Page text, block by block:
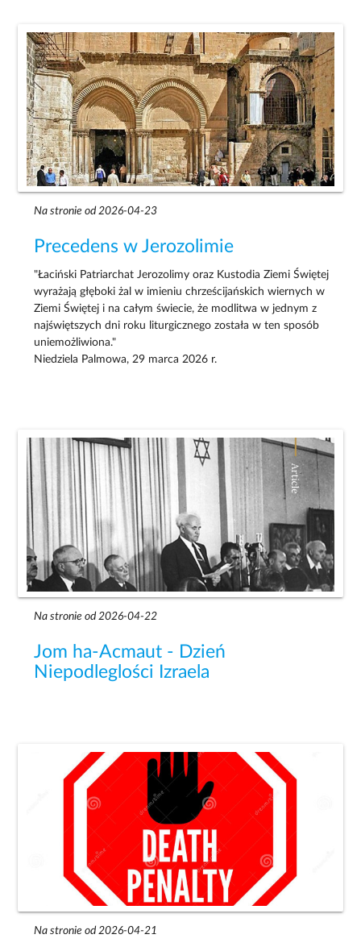
Na stronie od 2026-04-23
Precedens w Jerozolimie
"Łaciński Patriarchat Jerozolimy oraz Kustodia Ziemi Świętej
wyrażają głęboki żal w imieniu chrześcijańskich wiernych w
Ziemi Świętej i na całym świecie, że modlitwa w jednym z
najświętszych dni roku liturgicznego została w ten sposób
uniemożliwiona."
Niedziela Palmowa, 29 marca 2026 r.
Na stronie od 2026-04-22
Jom ha-Acmaut - Dzień
Niepodleglości Izraela
Na stronie od 2026-04-21